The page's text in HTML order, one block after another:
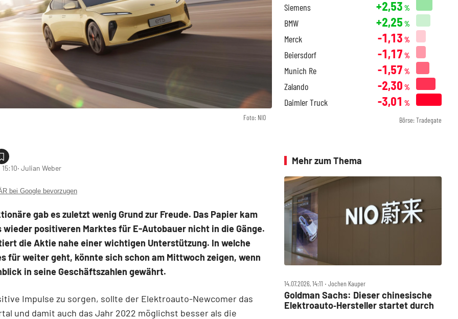
Foto: NIO
‧ Julian Weber
bei Google bevorzugen
gab es zuletzt wenig Grund zur Freude. Das Papier kam
wieder positiveren Marktes für E-Autobauer nicht in die Gänge.
die Aktie nahe einer wichtigen Unterstützung. In welche
für weiter geht, könnte sich schon am Mittwoch zeigen, wenn
in seine Geschäftszahlen gewährt.
Impulse zu sorgen, sollte der Elektroauto-Newcomer das
und damit auch das Jahr 2022 möglichst besser als die
Siemens +2,53 %
BMW +2,25 %
Merck -1,13 %
Beiersdorf -1,17 %
Munich Re -1,57 %
Zalando -2,30 %
Daimler Truck -3,01 %
Börse: Tradegate
Mehr zum Thema
14.07.2026, 14:11 ‧ Jochen Kauper
Goldman Sachs: Dieser chinesische
Elektroauto‑Hersteller startet durch